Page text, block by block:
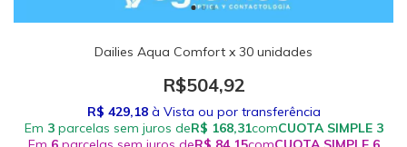
Dailies Aqua Comfort x 30 unidades
R$504,92